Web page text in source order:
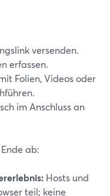
versenden.
erfassen.
Folien, Videos oder
im Anschluss an
ab:
Hosts und
teil; keine